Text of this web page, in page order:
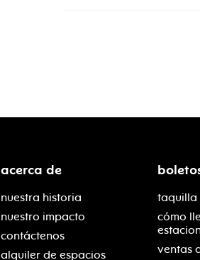
acerca de
nuestra historia
nuestro impacto
contáctenos
alquiler de espacios
taquilla
cómo
ventas